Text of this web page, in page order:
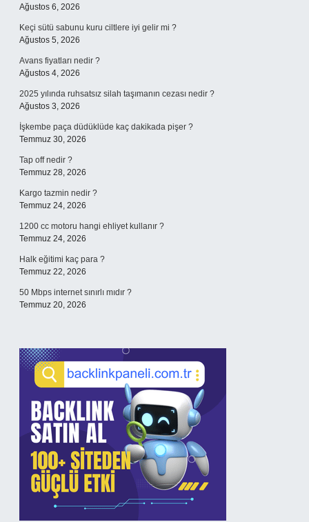
Ağustos 6, 2026
Keçi sütü sabunu kuru ciltlere iyi gelir mi ?
Ağustos 5, 2026
Avans fiyatları nedir ?
Ağustos 4, 2026
2025 yılında ruhsatsız silah taşımanın cezası nedir ?
Ağustos 3, 2026
İşkembe paça düdüklüde kaç dakikada pişer ?
Temmuz 30, 2026
Tap off nedir ?
Temmuz 28, 2026
Kargo tazmin nedir ?
Temmuz 24, 2026
1200 cc motoru hangi ehliyet kullanır ?
Temmuz 24, 2026
Halk eğitimi kaç para ?
Temmuz 22, 2026
50 Mbps internet sınırlı mıdır ?
Temmuz 20, 2026